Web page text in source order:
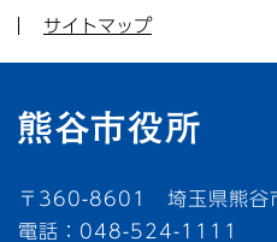
サイトマップ
〒360-8601 埼玉県熊谷
電話：048-524-1111